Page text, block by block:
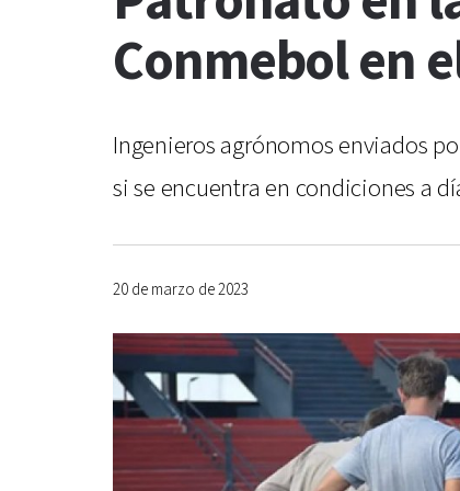
Conmebol en
Ingenieros agrónomos enviados
si se encuentra en condiciones a
20 de marzo de 2023